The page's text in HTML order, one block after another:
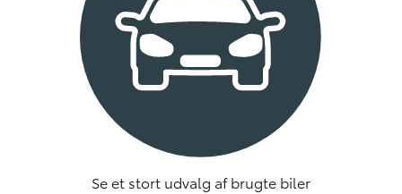
Se et stort udvalg af brugte biler